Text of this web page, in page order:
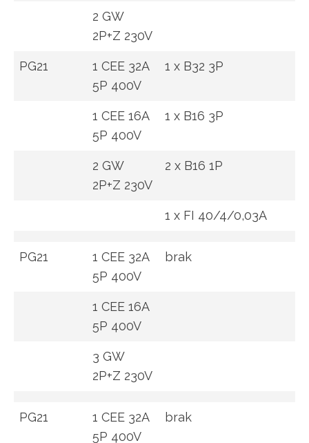
2 GW
2P+Z 230V
PG21
1 CEE 32A
5P 400V
1 x B32 3P
1 CEE 16A
5P 400V
1 x B16 3P
2 GW
2P+Z 230V
2 x B16 1P
1 x FI 40/4/0,03A
PG21
1 CEE 32A
5P 400V
brak
1 CEE 16A
5P 400V
3 GW
2P+Z 230V
PG21
1 CEE 32A
5P 400V
brak